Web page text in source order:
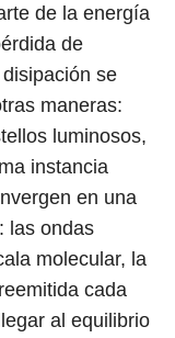
de la energía
de
se
maneras:
luminosos,
instancia
en una
las ondas
molecular, la
cada
al equilibrio